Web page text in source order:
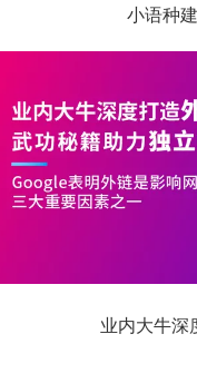
小语种
业内大牛深